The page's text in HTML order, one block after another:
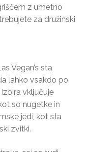
z umetno
za družinski
Vegan’s sta
lahko vsakdo po
vključuje
so nugetke in
jedi, kot sta
zvitki.